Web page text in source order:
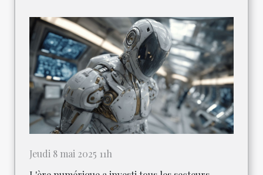
Jeudi 8 mai 2025 11h